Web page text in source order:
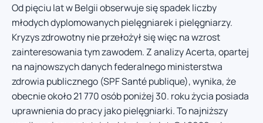
Od pięciu lat w Belgii obserwuje się spadek liczby
młodych dyplomowanych pielęgniarek i pielęgniarzy.
Kryzys zdrowotny nie przełożył się więc na wzrost
zainteresowania tym zawodem. Z analizy Acerta, opartej
na najnowszych danych federalnego ministerstwa
zdrowia publicznego (SPF Santé publique), wynika, że
obecnie około 21 770 osób poniżej 30. roku życia posiada
uprawnienia do pracy jako pielęgniarki. To najniższy